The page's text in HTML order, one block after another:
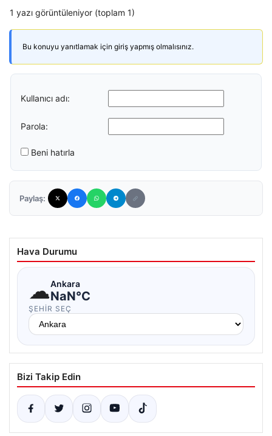
1 yazı görüntüleniyor (toplam 1)
Bu konuyu yanıtlamak için giriş yapmış olmalısınız.
Kullanıcı adı:
Parola:
Beni hatırla
Paylaş:
Hava Durumu
☁Ankara
NaN°C
ŞEHIR SEÇ
Bizi Takip Edin